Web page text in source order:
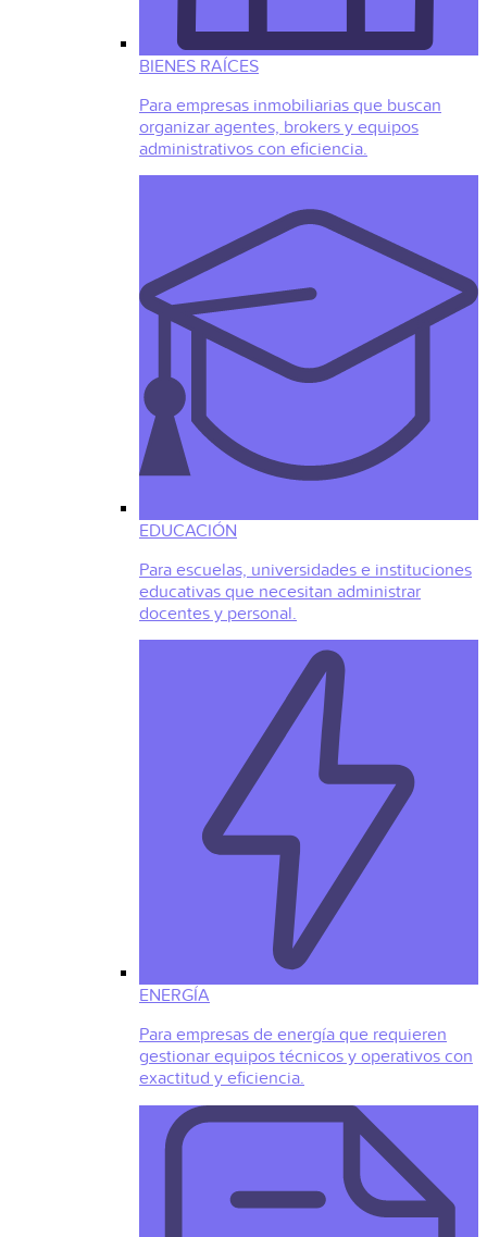
BIENES RAÍCES
Para empresas inmobiliarias que buscan
organizar agentes, brokers y equipos
administrativos con eficiencia.
EDUCACIÓN
Para escuelas, universidades e instituciones
educativas que necesitan administrar
docentes y personal.
ENERGÍA
Para empresas de energía que requieren
gestionar equipos técnicos y operativos con
exactitud y eficiencia.